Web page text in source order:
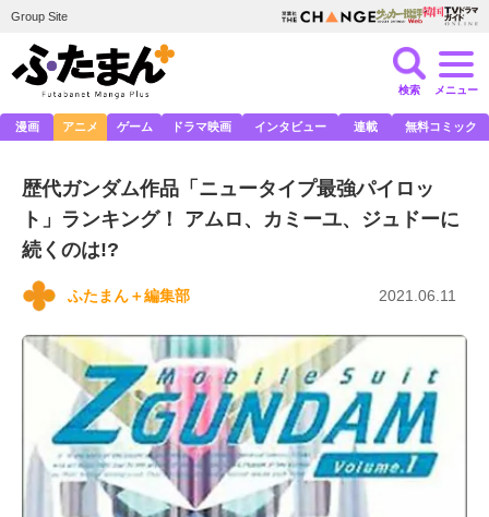
Group Site
検索 メニュー
漫画 アニメ ゲーム ドラマ映画 インタビュー 連載 無料コミック
歴代ガンダム作品「ニュータイプ最強パイロッ
ト」ランキング！ アムロ、カミーユ、ジュドーに
続くのは!?
ふたまん＋編集部 2021.06.11